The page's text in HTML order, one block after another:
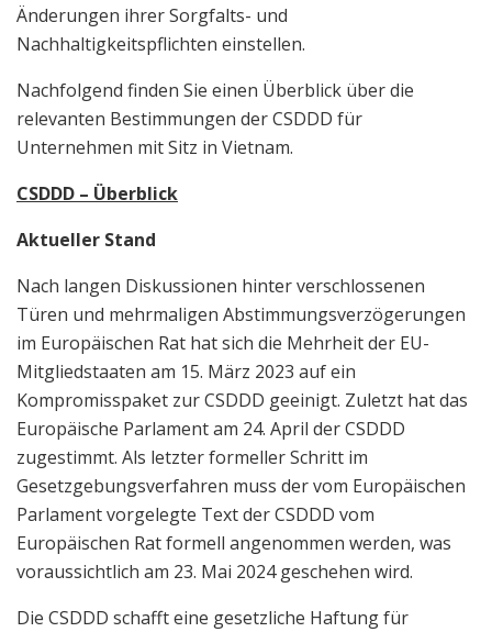
Änderungen ihrer Sorgfalts- und
Nachhaltigkeitspflichten einstellen.
Nachfolgend finden Sie einen Überblick über die
relevanten Bestimmungen der CSDDD für
Unternehmen mit Sitz in Vietnam.
CSDDD – Überblick
Aktueller Stand
Nach langen Diskussionen hinter verschlossenen
Türen und mehrmaligen Abstimmungsverzögerungen
im Europäischen Rat hat sich die Mehrheit der EU-
Mitgliedstaaten am 15. März 2023 auf ein
Kompromisspaket zur CSDDD geeinigt. Zuletzt hat das
Europäische Parlament am 24. April der CSDDD
zugestimmt. Als letzter formeller Schritt im
Gesetzgebungsverfahren muss der vom Europäischen
Parlament vorgelegte Text der CSDDD vom
Europäischen Rat formell angenommen werden, was
voraussichtlich am 23. Mai 2024 geschehen wird.
Die CSDDD schafft eine gesetzliche Haftung für